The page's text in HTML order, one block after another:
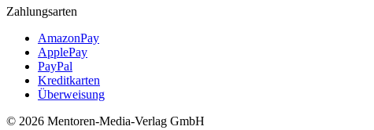
Zahlungsarten
AmazonPay
ApplePay
PayPal
Kreditkarten
Überweisung
© 2026 Mentoren-Media-Verlag GmbH